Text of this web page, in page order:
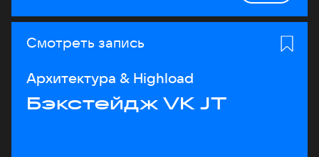
Смотреть запись
Архитектура & Highload
Бэкстейдж VK JT